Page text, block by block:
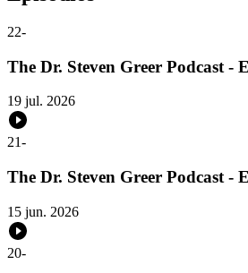
22-
The Dr. Steven Greer Podcast -
19 jul. 2026
21-
The Dr. Steven Greer Podcast -
15 jun. 2026
20-